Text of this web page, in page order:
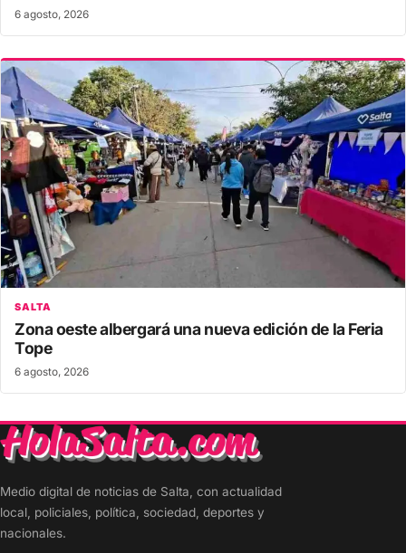
6 agosto, 2026
SALTA
Zona oeste albergará una nueva edición de la Feria
Tope
6 agosto, 2026
Medio digital de noticias de Salta, con actualidad
local, policiales, política, sociedad, deportes y
nacionales.